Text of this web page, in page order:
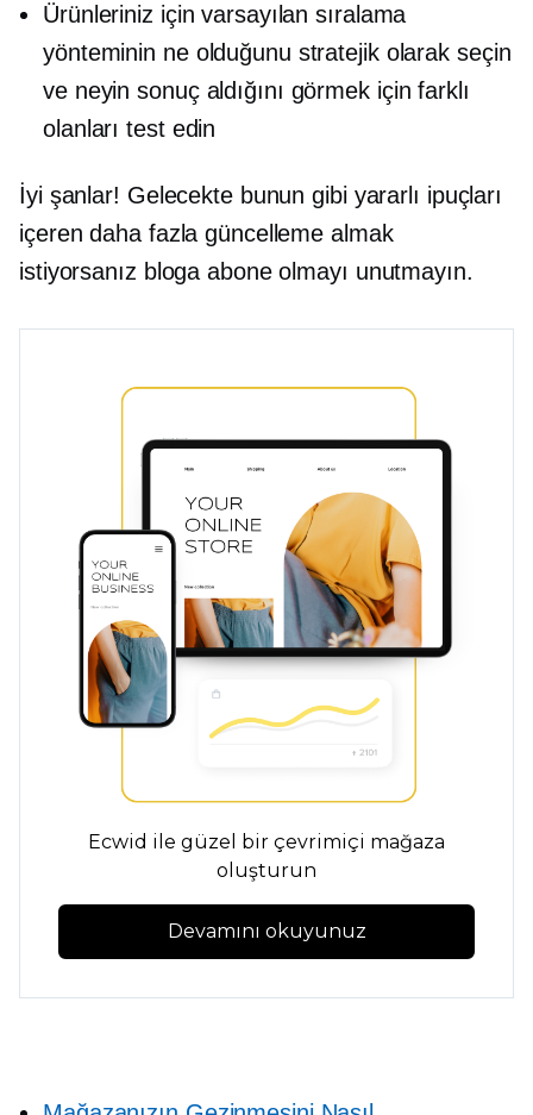
Ürünleriniz için varsayılan sıralama
yönteminin ne olduğunu stratejik olarak seçin
ve neyin sonuç aldığını görmek için farklı
olanları test edin
İyi şanlar! Gelecekte bunun gibi yararlı ipuçları
içeren daha fazla güncelleme almak
istiyorsanız bloga abone olmayı unutmayın.
Ecwid ile güzel bir çevrimiçi mağaza
oluşturun
Devamını okuyunuz